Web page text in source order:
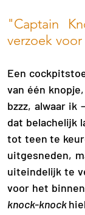
"Captain
verzoek
Een
van één
bzzz, alwaar ik
dat belachelijk
tot teen te
uitgesneden,
uiteindelijk te
knock-knock